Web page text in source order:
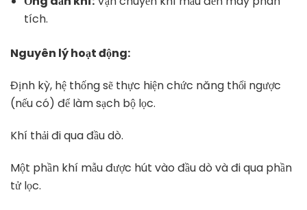
tích.
Nguyên lý hoạt động:
Định kỳ, hệ thống sẽ thực hiện chức năng thổi ngược
(nếu có) để làm sạch bộ lọc.
Khí thải đi qua đầu dò.
Một phần khí mẫu được hút vào đầu dò và đi qua phần
tử lọc.